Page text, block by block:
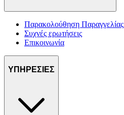
Παρακολούθηση Παραγγελίας
Συχνές ερωτήσεις
Επικοινωνία
ΥΠΗΡΕΣΙΕΣ